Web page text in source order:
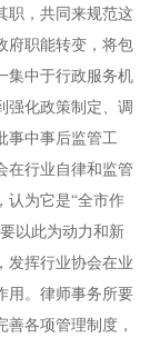
职，共同来规范这
府职能转变，将包
集中于行政服务机
强化政策制定、调
事中事后监管工
在行业自律和监管
认为它是“全市作
以此为动力和新
发挥行业协会在业
用。律师事务所要
各项管理制度，